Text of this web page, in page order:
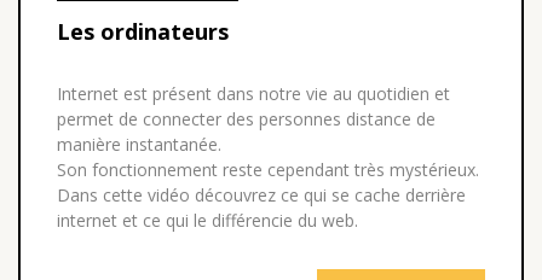
Les ordinateurs
Internet est présent dans notre vie au quotidien et
permet de connecter des personnes distance de
manière instantanée.
Son fonctionnement reste cependant très mystérieux.
Dans cette vidéo découvrez ce qui se cache derrière
internet et ce qui le différencie du web.